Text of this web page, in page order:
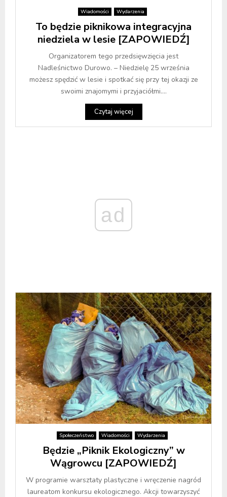
Wiadomości Wydarzenia
To będzie piknikowa integracyjna
niedziela w lesie [ZAPOWIEDŹ]
Organizatorem tego przedsięwzięcia jest
Nadleśnictwo Durowo. – Niedzielę 25 września
możesz spędzić w lesie i spotkać się przy tej okazji ze
swoimi znajomymi i przyjaciółmi....
Czytaj więcej
ad
Społeczeństwo Wiadomości Wydarzenia
Będzie „Piknik Ekologiczny” w
Wągrowcu [ZAPOWIEDŹ]
W programie warsztaty plastyczne i wręczenie nagród
laureatom konkursu ekologicznego. Akcji towarzyszyć